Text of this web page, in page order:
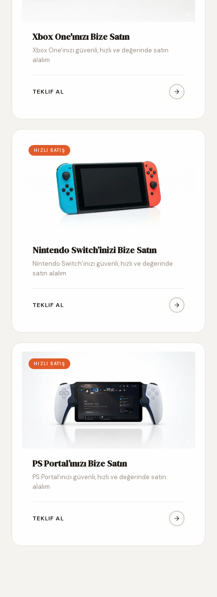
Xbox One'ınızı Bize Satın
Xbox One'ınızı güvenli, hızlı ve değerinde satın
alalım
TEKLIF AL
HIZLI SATIŞ
Nintendo Switch’inizi Bize Satın
Nintendo Switch’inizi güvenli, hızlı ve değerinde
satın alalım
TEKLIF AL
HIZLI SATIŞ
PS Portal’ınızı Bize Satın
PS Portal’ınızı güvenli, hızlı ve değerinde satın
alalım
TEKLIF AL